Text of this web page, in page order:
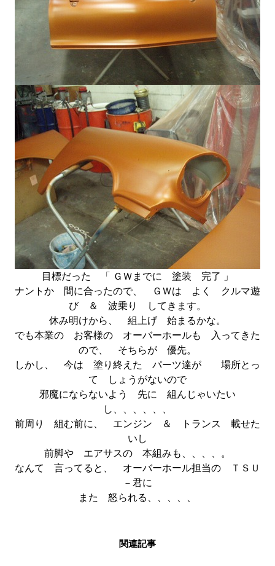
目標だった 「 ＧＷまでに 塗装 完了 」
ナントか 間に合ったので、 ＧＷは よく クルマ遊
び ＆ 波乗り してきます。
休み明けから、 組上げ 始まるかな。
でも本業の お客様の オーバーホールも 入ってきた
ので、 そちらが 優先。
しかし、 今は 塗り終えた パーツ達が 場所とっ
て しょうがないので
邪魔にならないよう 先に 組んじゃいたい
し、、、、、、
前周り 組む前に、 エンジン ＆ トランス 載せた
いし
前脚や エアサスの 本組みも、、、、。
なんて 言ってると、 オーバーホール担当の ＴＳＵ
－君に
また 怒られる、、、、、
関連記事